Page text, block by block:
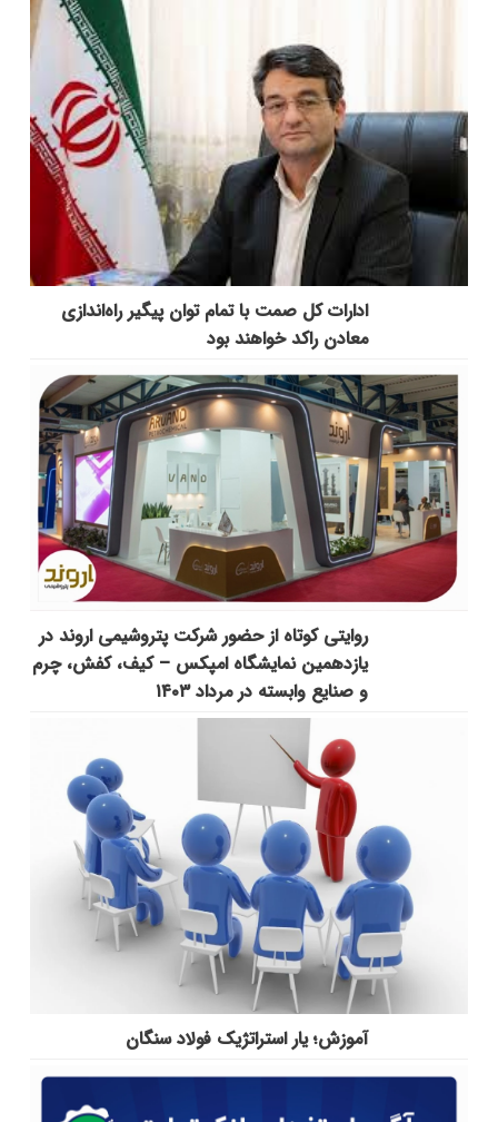
ادارات کل صمت با تمام توان پیگیر راه‌اندازی
معادن راکد خواهند بود
روایتی کوتاه از حضور شرکت پتروشیمی اروند در
یازدهمین نمایشگاه امپکس‌ – کیف، کفش، چرم
و صنایع وابسته در مرداد ۱۴۰۳
آموزش؛ یار استراتژیک فولاد سنگان